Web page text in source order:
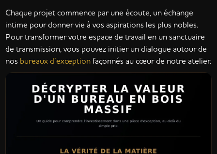
Chaque projet commence par une écoute, un échange
intime pour donner vie à vos aspirations les plus nobles.
Pour transformer votre espace de travail en un sanctuaire
de transmission, vous pouvez initier un dialogue autour de
nos bureaux d’exceptionfaçonnés au cœur de notre atelier.